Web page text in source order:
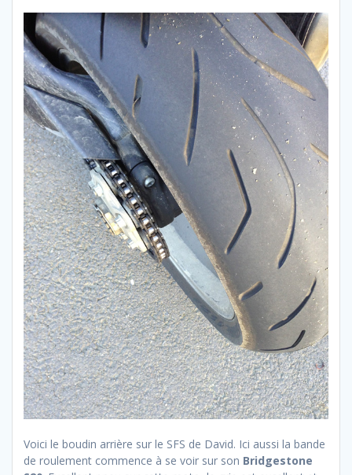
Voici le boudin arrière sur le SFS de David. Ici aussi la bande
de roulement commence à se voir sur son Bridgestone